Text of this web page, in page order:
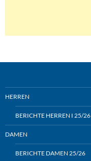
HERREN
BERICHTE HERREN I 25/26
DAMEN
BERICHTE DAMEN 25/26